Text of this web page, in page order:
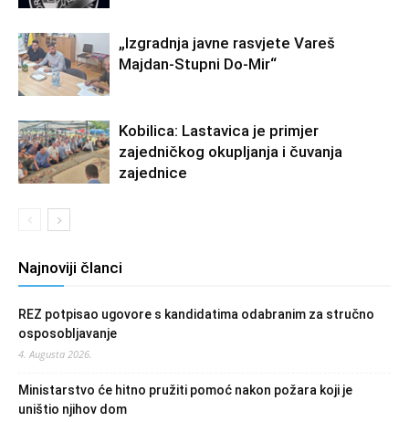
„Izgradnja javne rasvjete Vareš
Majdan-Stupni Do-Mir“
Kobilica: Lastavica je primjer
zajedničkog okupljanja i čuvanja
zajednice
Najnoviji članci
REZ potpisao ugovore s kandidatima odabranim za stručno
osposobljavanje
4. Augusta 2026.
Ministarstvo će hitno pružiti pomoć nakon požara koji je
uništio njihov dom